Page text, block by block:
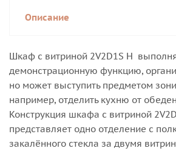
Описание
Шкаф с витриной 2V2D1S H
демонстрационную функцию,
но может выступить предметом
например, отделить кухню от
Конструкция шкафа с витриной
представляет одно отделение с
закалённого стекла за двумя